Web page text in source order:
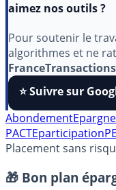
aimez nos outils ?
Pour soutenir le
algorithmes et ne
FranceTransactions
⭐️ Suivre sur
AbondementEpargne
Placement sans